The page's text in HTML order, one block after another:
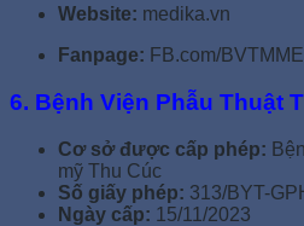
Website: medika.vn
Fanpage: FB.com/
6. Bệnh Viện Phẫu Thuật
Cơ sở được cấp phép:
mỹ Thu Cúc
Số giấy phép: 313/BYT-
Ngày cấp: 15/11/2023